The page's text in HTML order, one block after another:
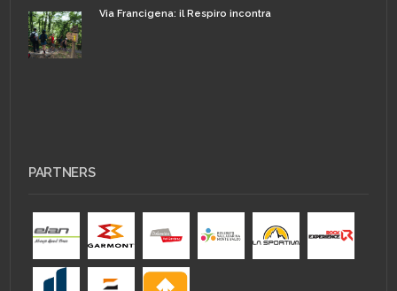
Via Francigena: il Respiro incontra
PARTNERS